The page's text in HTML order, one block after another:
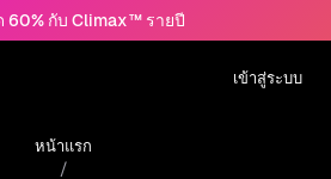
60% กับ Climax™ รายปี
เข้าสู่ระบบ
หน้าแรก
/